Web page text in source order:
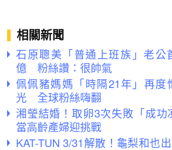
相關新聞
石原聰美「普通上班族」老公
億 粉絲讚：很帥氣
佩佩豬媽媽「時隔21年」再度
光 全球粉絲嗨翻
湘瑩結婚！取卵3次失敗「成
當高齡產婦迎挑戰
KAT-TUN 3/31解散！龜梨和也